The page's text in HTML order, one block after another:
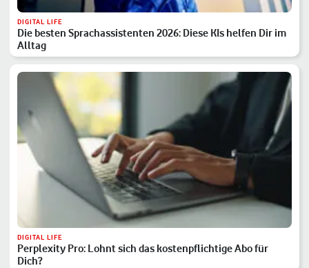
DIGITAL LIFE
Die besten Sprachassistenten 2026: Diese KIs helfen Dir im
Alltag
DIGITAL LIFE
Perplexity Pro: Lohnt sich das kostenpflichtige Abo für
Dich?